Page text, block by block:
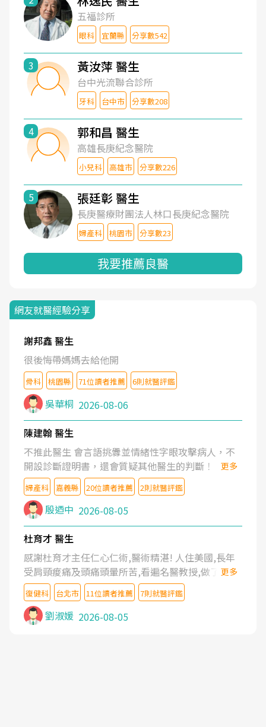
五福診所
眼科 宜蘭縣 分享數542
3 黃汝萍 醫生
台中光流聯合診所
牙科 台中市 分享數208
4 郭和昌 醫生
高雄長庚紀念醫院
小兒科 高雄市 分享數226
5 張廷彰 醫生
長庚醫療財團法人林口長庚紀念醫院
婦產科 桃園市 分享數23
我要推薦良醫
網友就醫經驗分享
謝邦鑫 醫生
很後悔帶媽媽去給他開
骨科 桃園縣 71位讀者推薦 6則就醫評鑑
吳華桐 2026-08-06
陳建翰 醫生
不推此醫生 會言語挑釁並情緒性字眼攻擊病人，不
開設診斷證明書，還會質疑其他醫生的判斷！
更多
婦產科 嘉義縣 20位讀者推薦 2則就醫評鑑
殷迺中 2026-08-05
杜育才 醫生
感謝杜育才主任仁心仁術,醫術精湛! 人住美國,長年
受肩頸痠痛及頭痛頭暈所苦,看遍名醫教授,做了各種
檢查,也嘗試過西醫打針,中醫針灸及物理徒手治療都
沒有用,後來連吃到嗎啡類止痛藥都效果有限,只是壓
症狀,沒多久就痛起來,多年失眠嚴重影響生活品質.
台灣親友介紹忠孝醫院杜育才主任是頸頭症候群專
更多
復健科 台北市 11位讀者推薦 7則就醫評鑑
劉淑媛 2026-08-05